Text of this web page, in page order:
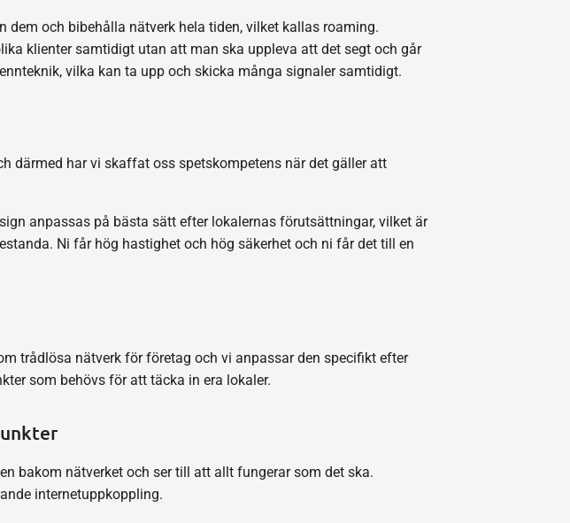
och bibehålla nätverk hela tiden, vilket kallas roaming.
klienter samtidigt utan att man ska uppleva att det segt och går
vilka kan ta upp och skicka många signaler samtidigt.
därmed har vi skaffat oss spetskompetens när det gäller att
anpassas på bästa sätt efter lokalernas förutsättningar, vilket är
Ni får hög hastighet och hög säkerhet och ni får det till en
trådlösa nätverk för företag och vi anpassar den specifikt efter
som behövs för att täcka in era lokaler.
bakom nätverket och ser till att allt fungerar som det ska.
internetuppkoppling.